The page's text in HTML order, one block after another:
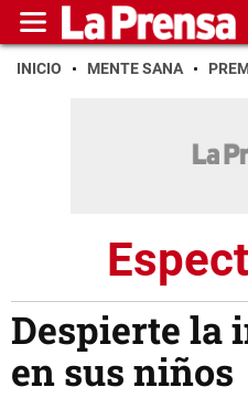
INICIO MENTE SANA
Despierte la
en sus niños